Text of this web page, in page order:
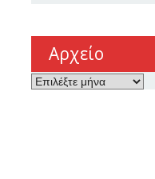
Αρχείο
Αρχείο